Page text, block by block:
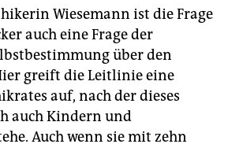
Wiesemann ist die Frage
auch eine Frage der
über den
greift die Leitlinie eine
auf, nach der dieses
auch Kindern und
Auch wenn sie mit zehn